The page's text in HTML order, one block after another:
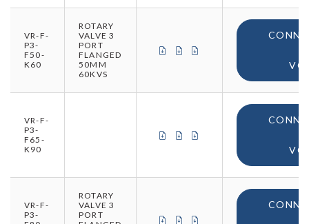
VR-F-
P3-
F50-
K60
ROTARY
VALVE 3
PORT
FLANGED
50MM
60KVS
CERTIFICAT DE CONFORMITÉ
CERTIFICAT DE
VR-F-
P3-
F65-
K90
CERTIFICAT DE CONFORMITÉ
CERTIFICAT DE
VR-F-
P3-
ROTARY
VALVE 3
PORT
CERTIFICAT DE CONFORMITÉ
CERTIFICAT DE